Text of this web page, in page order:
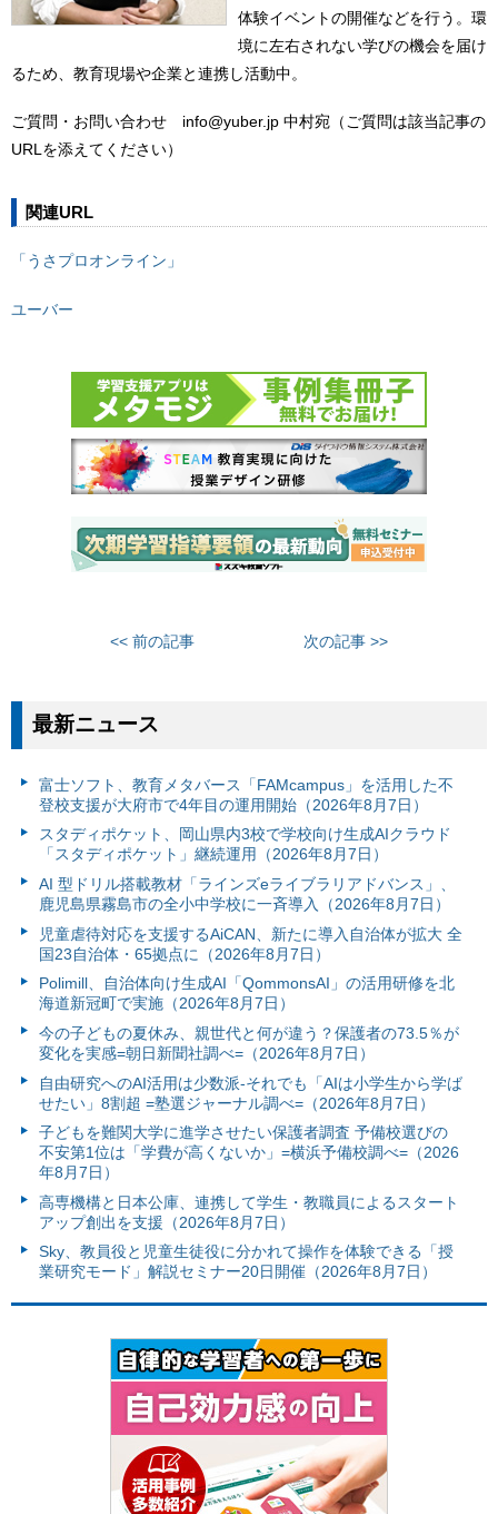
体験イベントの開催などを行う。環
境に左右されない学びの機会を届け
るため、教育現場や企業と連携し活動中。
ご質問・お問い合わせ info@yuber.jp 中村宛（ご質問は該当記事の
URLを添えてください）
関連URL
「うさプロオンライン」
ユーバー
<< 前の記事 次の記事 >>
最新ニュース
富⼠ソフト、教育メタバース「FAMcampus」を活用した不
登校支援が大府市で4年目の運用開始（2026年8月7日）
スタディポケット、岡山県内3校で学校向け生成AIクラウド
「スタディポケット」継続運用（2026年8月7日）
AI 型ドリル搭載教材「ラインズeライブラリアドバンス」、
鹿児島県霧島市の全小中学校に一斉導入（2026年8月7日）
児童虐待対応を支援するAiCAN、新たに導入自治体が拡大 全
国23自治体・65拠点に（2026年8月7日）
Polimill、自治体向け生成AI「QommonsAI」の活用研修を北
海道新冠町で実施（2026年8月7日）
今の子どもの夏休み、親世代と何が違う？保護者の73.5％が
変化を実感=朝日新聞社調べ=（2026年8月7日）
自由研究へのAI活用は少数派-それでも「AIは小学生から学ば
せたい」8割超 =塾選ジャーナル調べ=（2026年8月7日）
子どもを難関大学に進学させたい保護者調査 予備校選びの
不安第1位は「学費が高くないか」=横浜予備校調べ=（2026
年8月7日）
高専機構と日本公庫、連携して学生・教職員によるスタート
アップ創出を支援（2026年8月7日）
Sky、教員役と児童生徒役に分かれて操作を体験できる「授
業研究モード」解説セミナー20日開催（2026年8月7日）